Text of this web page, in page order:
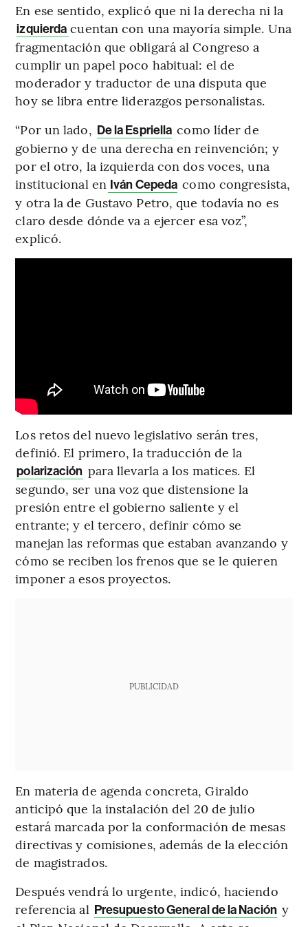
En ese sentido, explicó que ni la derecha ni la
izquierda cuentan con una mayoría simple. Una
fragmentación que obligará al Congreso a
cumplir un papel poco habitual: el de
moderador y traductor de una disputa que
hoy se libra entre liderazgos personalistas.
“Por un lado, De la Espriella como líder de
gobierno y de una derecha en reinvención; y
por el otro, la izquierda con dos voces, una
institucional en Iván Cepeda como congresista,
y otra la de Gustavo Petro, que todavía no es
claro desde dónde va a ejercer esa voz”,
explicó.
Los retos del nuevo legislativo serán tres,
definió. El primero, la traducción de la
polarización para llevarla a los matices. El
segundo, ser una voz que distensione la
presión entre el gobierno saliente y el
entrante; y el tercero, definir cómo se
manejan las reformas que estaban avanzando y
cómo se reciben los frenos que se le quieren
imponer a esos proyectos.
PUBLICIDAD
En materia de agenda concreta, Giraldo
anticipó que la instalación del 20 de julio
estará marcada por la conformación de mesas
directivas y comisiones, además de la elección
de magistrados.
Después vendrá lo urgente, indicó, haciendo
referencia al Presupuesto General de la Nación y